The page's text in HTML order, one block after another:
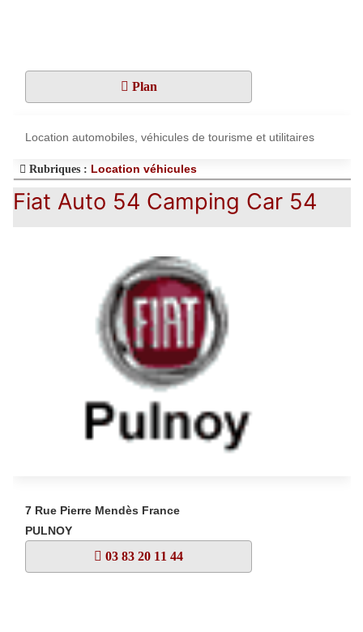
Plan
Location automobiles, véhicules de tourisme et utilitaires
Rubriques : Location véhicules
Fiat Auto 54 Camping Car 54
7 Rue Pierre Mendès France
PULNOY
03 83 20 11 44